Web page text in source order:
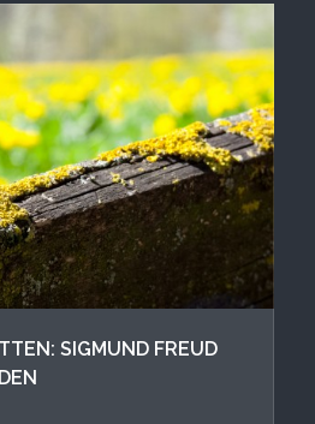
SIGMUND FREUD